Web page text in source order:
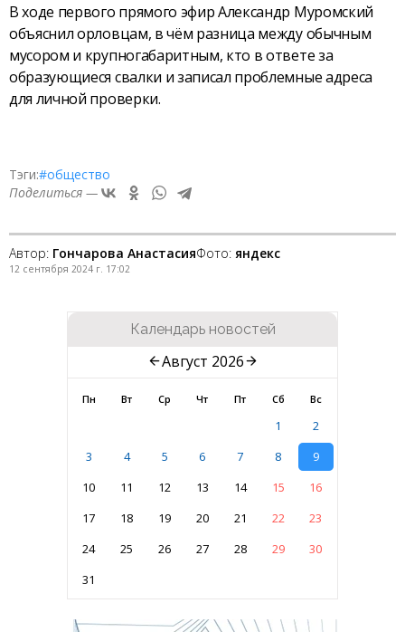
В ходе первого прямого эфир Александр Муромский
объяснил орловцам, в чём разница между обычным
мусором и крупногабаритным, кто в ответе за
образующиеся свалки и записал проблемные адреса
для личной проверки.
Тэги:#общество
Поделиться —
Автор: Гончарова АнастасияФото: яндекс
12 сентября 2024 г. 17:02
Календарь новостей
Август 2026
Пн Вт Ср Чт Пт Сб Вс
1
2
3
4 5 6 7 8
9
10
11 12 13 14 15
16
17
18 19 20 21 22
23
24
25 26 27 28 29
30
31